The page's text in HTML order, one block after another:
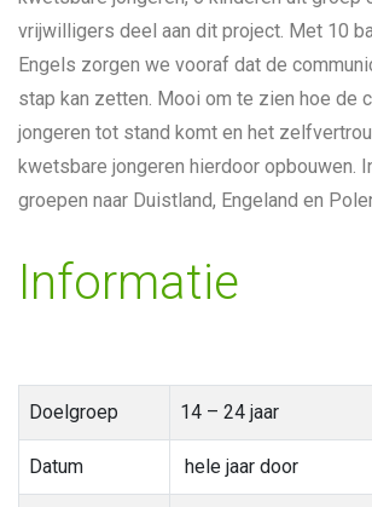
vrijwilligers deel aan dit project. Met 10
Engels zorgen we vooraf dat de
stap kan zetten. Mooi om te zien hoe de
jongeren tot stand komt en het
kwetsbare jongeren hierdoor opbouwen.
groepen naar Duistland, Engeland en
Informatie
Doelgroep 14 – 24 jaar
Datum hele jaar door